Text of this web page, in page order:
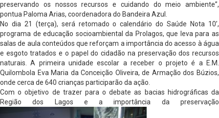
preservando os nossos recursos e cuidando do meio ambiente”,
pontua Paloma Arias, coordenadora do Bandeira Azul.
No dia 21 (terça), será retomado o calendário do Saúde Nota 10’,
programa de educação socioambiental da Prolagos, que leva para as
salas de aula conteúdos que reforçam a importância do acesso à água
e esgoto tratados e o papel do cidadão na preservação dos recursos
naturais. A primeira unidade escolar a receber o projeto é a E.M.
Quilombola Eva Maria da Conceição Oliveira, de Armação dos Búzios,
onde cerca de 640 crianças participarão da ação.
Com o objetivo de trazer para o debate as bacias hidrográficas da
Região dos Lagos e a importância da preservação